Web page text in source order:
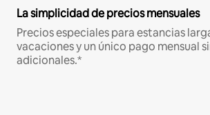
La simplicidad de precios mensuales
Precios especiales para estancias
vacaciones y un único pago mensual
adicionales.*